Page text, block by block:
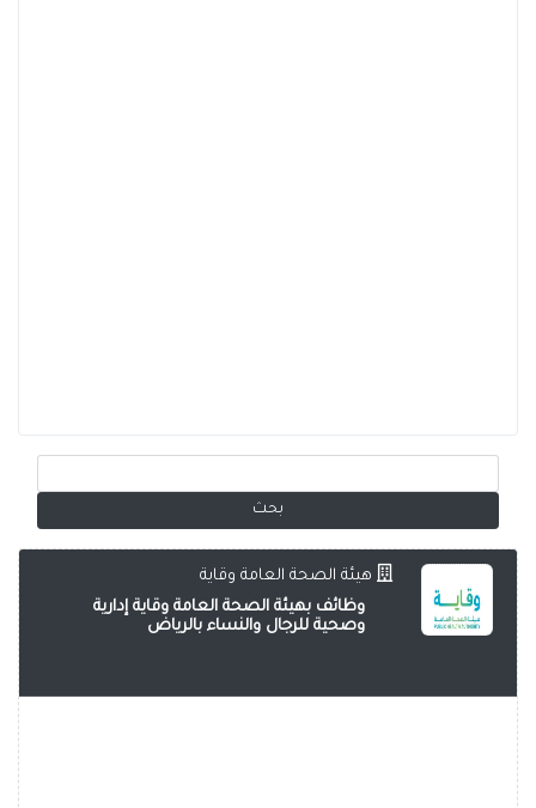
هيئة الصحة العامة وقاية
وظائف بهيئة الصحة العامة وقاية إدارية
وصحية للرجال والنساء بالرياض